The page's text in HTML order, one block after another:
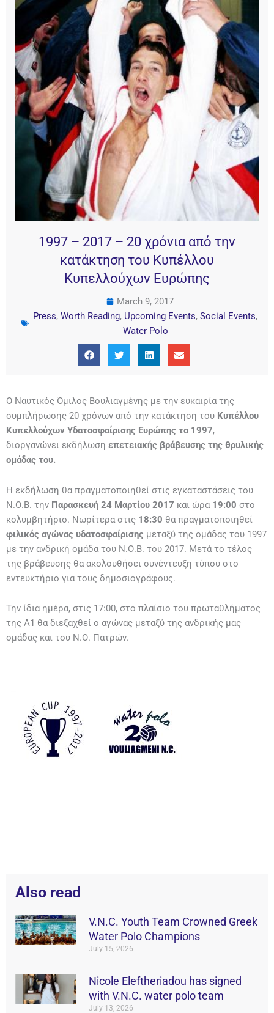
1997 – 2017 – 20 χρόνια από την
κατάκτηση του Κυπέλλου
Κυπελλούχων Ευρώπης
March 9, 2017
Press, Worth Reading, Upcoming Events, Social Events,
Water Polo
Ο Ναυτικός Όμιλος Βουλιαγμένης με την ευκαιρία της
συμπλήρωσης 20 χρόνων από την κατάκτηση του Κυπέλλου
Κυπελλούχων Υδατοσφαίρισης Ευρώπης το 1997,
διοργανώνει εκδήλωση επετειακής βράβευσης της θρυλικής
ομάδας του.
Η εκδήλωση θα πραγματοποιηθεί στις εγκαταστάσεις του
Ν.Ο.Β. την Παρασκευή 24 Μαρτίου 2017 και ώρα 19:00 στο
κολυμβητήριο. Νωρίτερα στις 18:30 θα πραγματοποιηθεί
φιλικός αγώνας υδατοσφαίρισης μεταξύ της ομάδας του 1997
με την ανδρική ομάδα του Ν.Ο.Β. του 2017. Μετά το τέλος
της βράβευσης θα ακολουθήσει συνέντευξη τύπου στο
εντευκτήριο για τους δημοσιογράφους.
Την ίδια ημέρα, στις 17:00, στο πλαίσιο του πρωταθλήματος
της Α1 θα διεξαχθεί ο αγώνας μεταξύ της ανδρικής μας
ομάδας και του Ν.Ο. Πατρών.
Also read
V.N.C. Youth Team Crowned Greek
Water Polo Champions
July 15, 2026
Nicole Eleftheriadou has signed
with V.N.C. water polo team
July 13, 2026